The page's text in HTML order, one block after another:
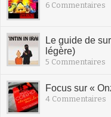
6 Commentaires
Le guide de
légère)
5 Commentaires
Focus sur «
4 Commentaires